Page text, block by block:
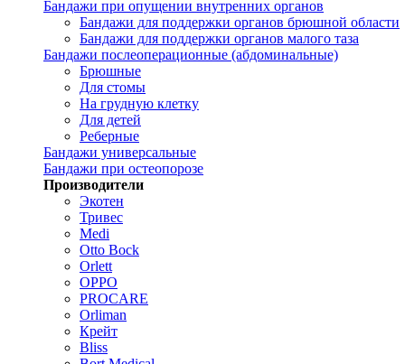
Бандажи при опущении внутренних органов
Бандажи для поддержки органов брюшной области
Бандажи для поддержки органов малого таза
Бандажи послеоперационные (абдоминальные)
Брюшные
Для стомы
На грудную клетку
Для детей
Реберные
Бандажи универсальные
Бандажи при остеопорозе
Производители
Экотен
Тривес
Medi
Otto Bock
Orlett
OPPO
PROCARE
Orliman
Крейт
Bliss